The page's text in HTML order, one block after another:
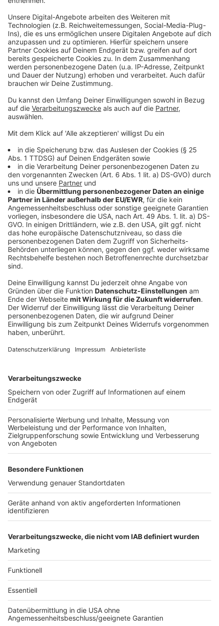
Anzeige
©BzGA
Anzeige
Welche Probleme es noch beim
Organspenden gibt
Die Anzahl an freiwilligen Organspendern sind gering,
vor allem in Deutschland. Warum? Immer wieder
zeigen Umfragen: Die meisten Deutschen würden ihre
Organe spenden. Viel weniger allerdings haben einen
Organspendeausweis. Ein Grund ist die Bequemlichkeit.
Dann wäre da noch das Tabuthema Tod: "Immer dann,
wenn es um die Situation geht, wie wir sterben, wird es
sehr persönlich. Ängste und Unsicherheiten sind immer
dabei. Das merken wir auch in den Gesprächen und ist
auch verständlich. Es ist auch klar, dass es religiöse
respektieren gilt", sagt uns Stefan Palmowski vom
Netzwerk Organspende NRW.
Auch in der Politik ist die Bereitschaft (noch) nicht
hoch genug. Die sogenannte Widerspruchslösung ist
jede/r in Deutschland aktiv Organspender ist, solange
weiteren Punkt ausgemacht. "Zum einen wird es
regelmäßig so sein, dass Organspender nicht erkannt
werden. Das wissen wir. Das besagen auch die
Statistiken der Krankenhäuser. Manche Krankenhäuser
sind häufig dabei, dass Organspender gemeldet
werden, manche gar nicht. Das kann man sich
statistisch dann einfach nicht erklären."
Die Wichtigkeit, Organe zu spenden, ist wohl
unumstritten. Schließlich können überall damit Leben
gerettet werden.
Anzeige